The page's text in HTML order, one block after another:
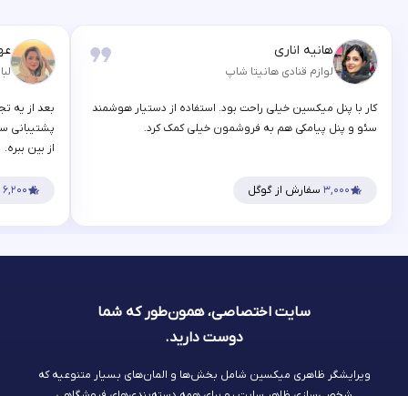
هانیه اناری
لوازم قنادی هانیتا شاپ
کار با پنل میکسین خیلی راحت بود. استفاده از دستیار هوشمند
سئو و پنل پیامکی هم به فروشمون خیلی کمک کرد.
۳,۰۰۰ سفارش از گوگل
بعد از یه
پشتیبانی
از بین ببره.
۶,۲۰۰
سایت اختصاصی، همون‌طور که شما
دوست دارید.
ویرایشگر ظاهری میکسین شامل بخش‌ها و المان‌های بسیار متنوعیه که